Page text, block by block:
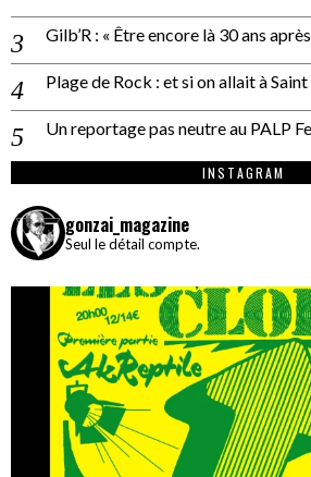
Gilb’R : « Être encore là 30 ans
Plage de Rock : et si on allait à Saint
Un reportage pas neutre au PALP
INSTAGRAM
gonzai_magazine
Seul le détail compte.